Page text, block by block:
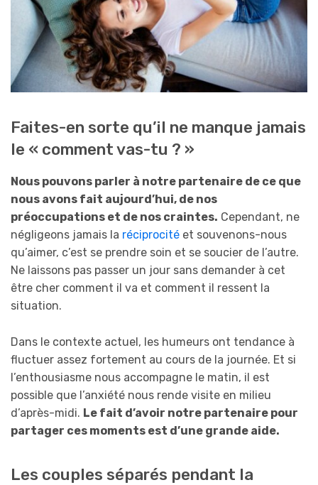
Faites-en sorte qu’il ne manque jamais
le « comment vas-tu ? »
Nous pouvons parler à notre partenaire de ce que
nous avons fait aujourd’hui, de nos
préoccupations et de nos craintes. Cependant, ne
négligeons jamais la réciprocité et souvenons-nous
qu’aimer, c’est se prendre soin et se soucier de l’autre.
Ne laissons pas passer un jour sans demander à cet
être cher comment il va et comment il ressent la
situation.
Dans le contexte actuel, les humeurs ont tendance à
fluctuer assez fortement au cours de la journée. Et si
l’enthousiasme nous accompagne le matin, il est
possible que l’anxiété nous rende visite en milieu
d’après-midi. Le fait d’avoir notre partenaire pour
partager ces moments est d’une grande aide.
Les couples séparés pendant la